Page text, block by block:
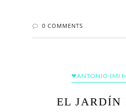
0 COMMENTS
❤ANTONIO (MI
EL JARDÍN